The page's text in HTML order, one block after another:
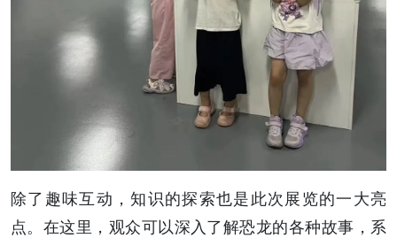
除了趣味互动，知识的探索也是此次展览的一大亮
点。在这里，观众可以深入了解恐龙的各种故事，系